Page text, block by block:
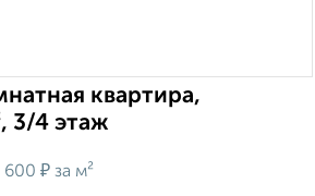
квартира,
3/4 этаж
600 ₽ за м²